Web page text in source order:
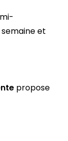
et
propose